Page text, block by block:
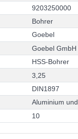
9203250000
Bohrer
Goebel
Goebel GmbH
HSS-Bohrer
3 25
DIN1897
Aluminium und
10